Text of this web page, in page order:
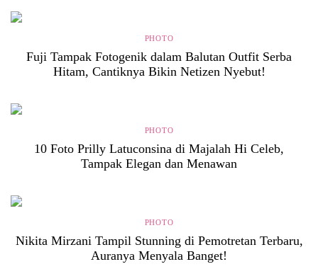
PHOTO
Fuji Tampak Fotogenik dalam Balutan Outfit Serba
Hitam, Cantiknya Bikin Netizen Nyebut!
PHOTO
10 Foto Prilly Latuconsina di Majalah Hi Celeb,
Tampak Elegan dan Menawan
PHOTO
Nikita Mirzani Tampil Stunning di Pemotretan Terbaru,
Auranya Menyala Banget!